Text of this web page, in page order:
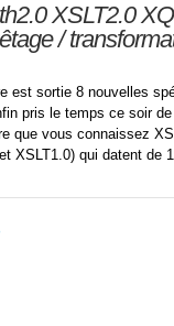
XSLT2.0
/
est sortie 8 nouvelles
pris le temps ce soir
que vous connaissez
XSLT1.0) qui datent de